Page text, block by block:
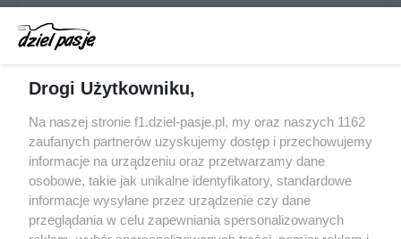
Jeśli nie masz jeszcze konta, dołącz do społeczności
Formula 1 - Dziel Pasję!
zarejestruj się
Drogi Użytkowniku,
Na naszej stronie f1.dziel-pasje.pl, my oraz naszych 1162
zaufanych partnerów uzyskujemy dostęp i przechowujemy
informacje na urządzeniu oraz przetwarzamy dane
osobowe, takie jak unikalne identyfikatory, standardowe
informacje wysyłane przez urządzenie czy dane
przeglądania w celu zapewniania spersonalizowanych